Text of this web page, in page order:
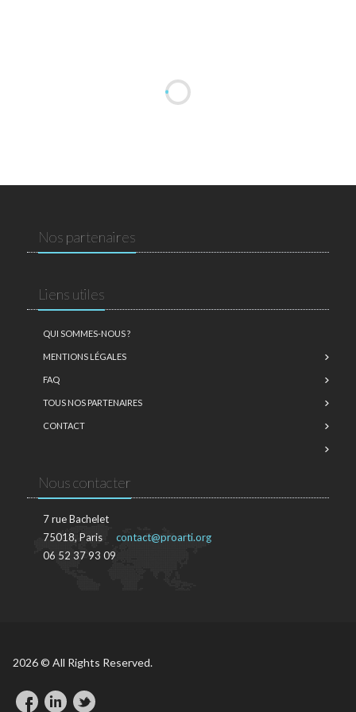
Nos partenaires
Liens utiles
QUI SOMMES-NOUS ?
MENTIONS LÉGALES
FAQ
TOUS NOS PARTENAIRES
CONTACT
Nous contacter
7 rue Bachelet
75018, Paris
06 52 37 93 09
contact@proarti.org
2026 © All Rights Reserved.